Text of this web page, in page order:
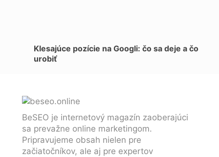
Klesajúce pozície na Googli: čo sa deje a čo
urobiť
BeSEO je internetový magazín zaoberajúci
sa prevažne online marketingom.
Pripravujeme obsah nielen pre
začiatočníkov, ale aj pre expertov